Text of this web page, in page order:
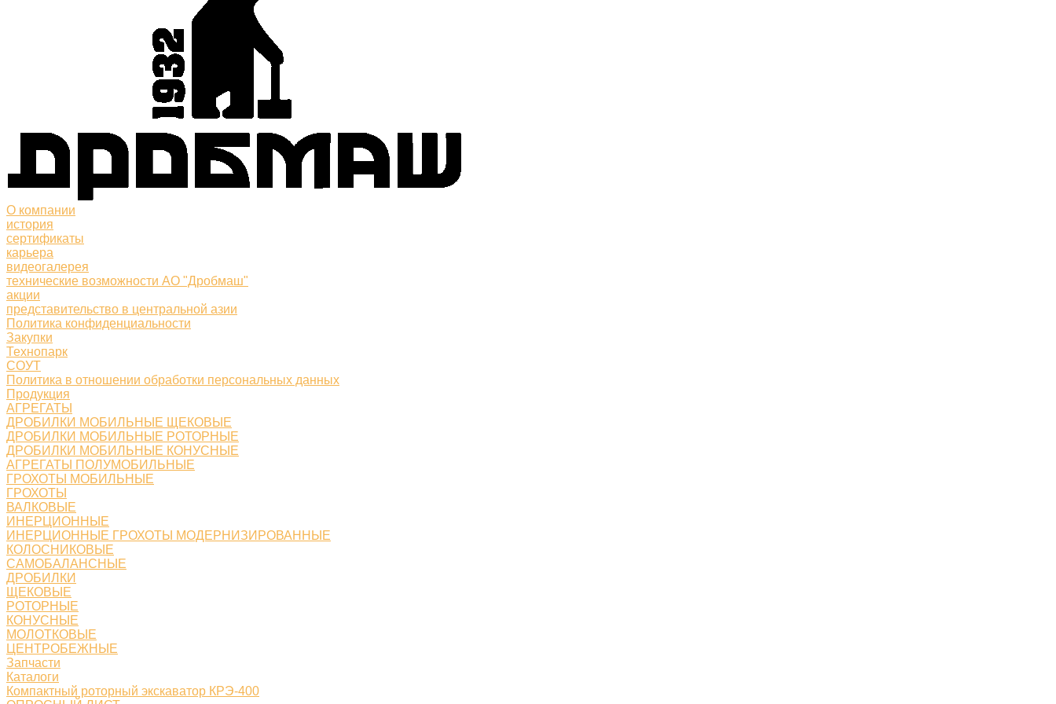
О компании
история
сертификаты
карьера
видеогалерея
технические возможности АО "Дробмаш"
акции
представительство в центральной азии
Политика конфиденциальности
Закупки
Технопарк
СОУТ
Политика в отношении обработки персональных данных
Продукция
АГРЕГАТЫ
ДРОБИЛКИ МОБИЛЬНЫЕ ЩЕКОВЫЕ
ДРОБИЛКИ МОБИЛЬНЫЕ РОТОРНЫЕ
ДРОБИЛКИ МОБИЛЬНЫЕ КОНУСНЫЕ
АГРЕГАТЫ ПОЛУМОБИЛЬНЫЕ
ГРОХОТЫ МОБИЛЬНЫЕ
ГРОХОТЫ
ВАЛКОВЫЕ
ИНЕРЦИОННЫЕ
ИНЕРЦИОННЫЕ ГРОХОТЫ МОДЕРНИЗИРОВАННЫЕ
КОЛОСНИКОВЫЕ
САМОБАЛАНСНЫЕ
ДРОБИЛКИ
ЩЕКОВЫЕ
РОТОРНЫЕ
КОНУСНЫЕ
МОЛОТКОВЫЕ
ЦЕНТРОБЕЖНЫЕ
Запчасти
Каталоги
Компактный роторный экскаватор КРЭ-400